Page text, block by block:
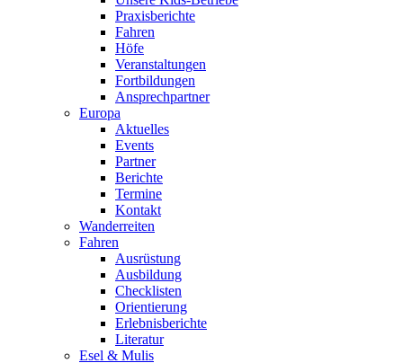
Praxisberichte
Fahren
Höfe
Veranstaltungen
Fortbildungen
Ansprechpartner
Europa
Aktuelles
Events
Partner
Berichte
Termine
Kontakt
Wanderreiten
Fahren
Ausrüstung
Ausbildung
Checklisten
Orientierung
Erlebnisberichte
Literatur
Esel & Mulis